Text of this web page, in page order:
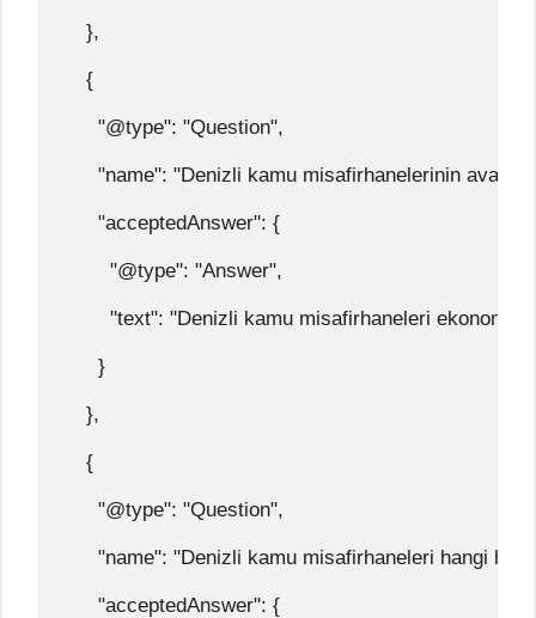
    },
    {
      "@type": "Question",
"name": "Denizli kamu misafirhanelerinin
      "acceptedAnswer": {
        "@type": "Answer",
"text": "Denizli kamu misafirhaneleri
      }
    },
    {
      "@type": "Question",
"name": "Denizli kamu misafirhaneleri hangi
      "acceptedAnswer": {